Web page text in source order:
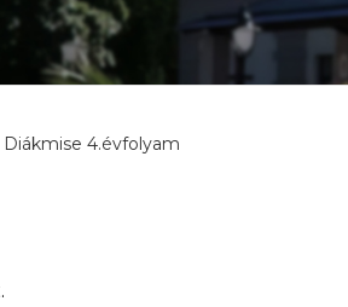
Diákmise 4.évfolyam